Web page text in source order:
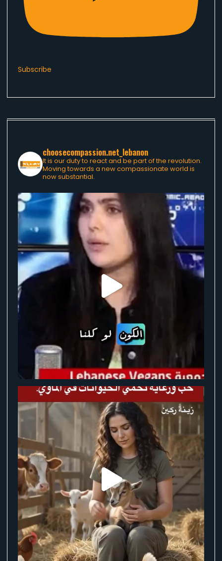
Subscribe
choosecompassion.net_lebanon
It is our duty to react and be part of the revolution.
Moving towards a new compassionate world is
now substantial.